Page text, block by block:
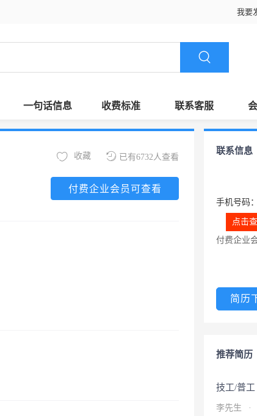
我要
一句话信息 收费标准 联系客服
已有6732人查看
收藏
付费企业会员可查看
联系信息
手机号码：
点击
付费企业
简历
推荐简历
技工/普工
李先生 ·